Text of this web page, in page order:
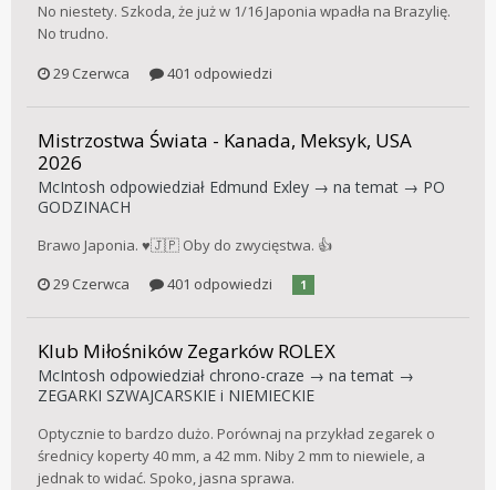
No niestety. Szkoda, że już w 1/16 Japonia wpadła na Brazylię.
No trudno.
29 Czerwca
401 odpowiedzi
Mistrzostwa Świata - Kanada, Meksyk, USA
2026
McIntosh odpowiedział Edmund Exley → na temat → PO
GODZINACH
Brawo Japonia. ♥️🇯🇵 Oby do zwycięstwa. 👍
29 Czerwca
401 odpowiedzi 1
Klub Miłośników Zegarków ROLEX
McIntosh odpowiedział chrono-craze → na temat →
ZEGARKI SZWAJCARSKIE i NIEMIECKIE
Optycznie to bardzo dużo. Porównaj na przykład zegarek o
średnicy koperty 40 mm, a 42 mm. Niby 2 mm to niewiele, a
jednak to widać. Spoko, jasna sprawa.